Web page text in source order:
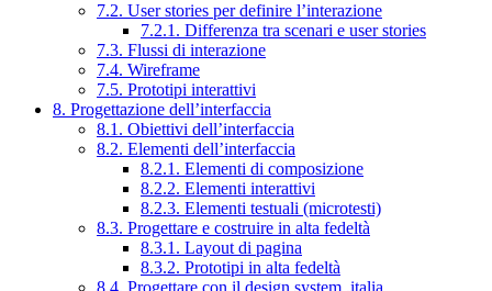
7.2. User stories per definire l’interazione
7.2.1. Differenza tra scenari e user stories
7.3. Flussi di interazione
7.4. Wireframe
7.5. Prototipi interattivi
8. Progettazione dell’interfaccia
8.1. Obiettivi dell’interfaccia
8.2. Elementi dell’interfaccia
8.2.1. Elementi di composizione
8.2.2. Elementi interattivi
8.2.3. Elementi testuali (microtesti)
8.3. Progettare e costruire in alta fedeltà
8.3.1. Layout di pagina
8.3.2. Prototipi in alta fedeltà
8.4. Progettare con il design system .italia